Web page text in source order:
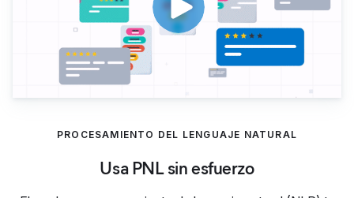
PROCESAMIENTO DEL LENGUAJE NATURAL
Usa PNL sin esfuerzo